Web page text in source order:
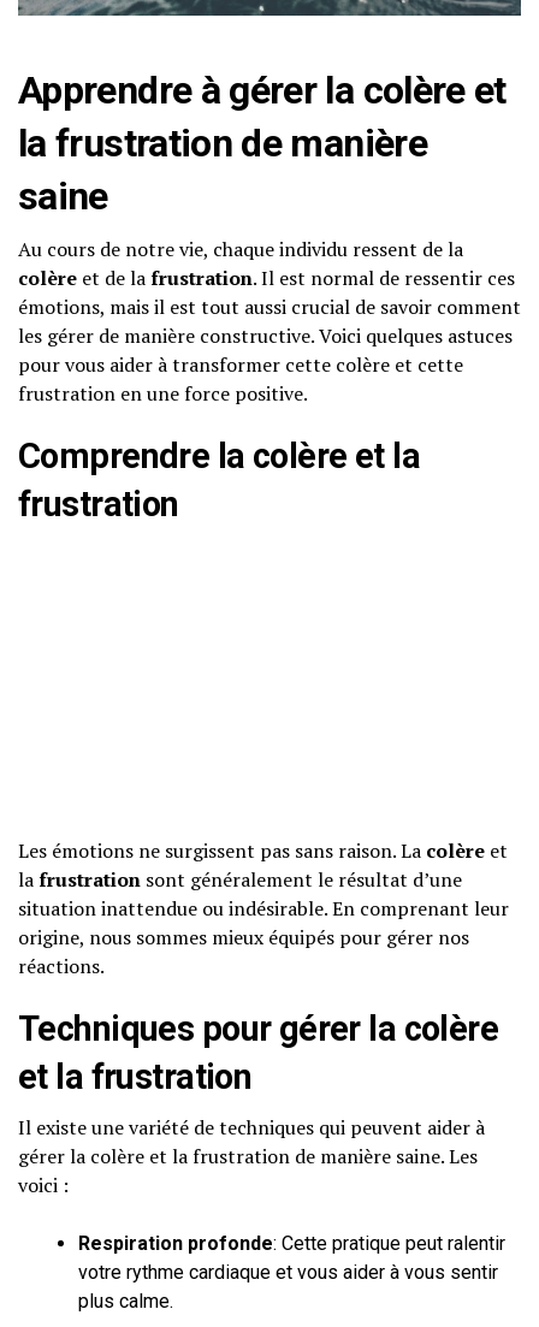
Apprendre à gérer la colère et
la frustration de manière
saine
Au cours de notre vie, chaque individu ressent de la
colère et de lafrustration. Il est normal de ressentir ces
émotions, mais il est tout aussi crucial de savoir comment
les gérer de manière constructive. Voici quelques astuces
pour vous aider à transformer cette colère et cette
frustration en une force positive.
Comprendre la colère et la
frustration
Les émotions ne surgissent pas sans raison. La colère et
lafrustration sont généralement le résultat d’une
situation inattendue ou indésirable. En comprenant leur
origine, nous sommes mieux équipés pour gérer nos
réactions.
Techniques pour gérer la colère
et la frustration
Il existe une variété de techniques qui peuvent aider à
gérer la colère et la frustration de manière saine. Les
voici :
Respiration profonde: Cette pratique peut ralentir
votre rythme cardiaque et vous aider à vous sentir
plus calme.